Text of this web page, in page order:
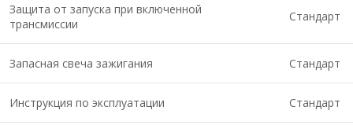
Защита от запуска при включенной
трансмиссии
Стандарт
Запасная свеча зажигания Стандарт
Инструкция по эксплуатации Стандарт